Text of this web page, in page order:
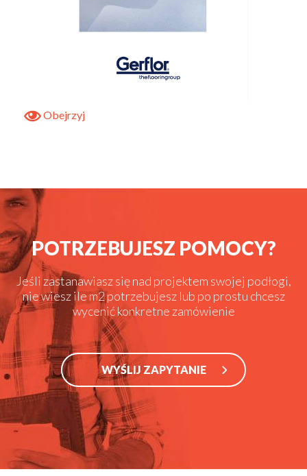
Obejrzyj
POTRZEBUJESZ POMOCY?
Jeśli zastanawiasz się nad projektem swojej podłogi,
nie wiesz ile m2 potrzebujesz lub po prostu chcesz
wycenić konkretne zamówienie
WYŚLIJ ZAPYTANIE